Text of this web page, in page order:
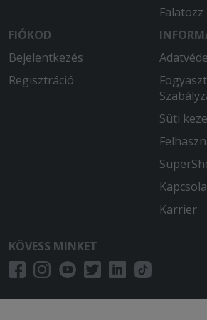
FIÓKOD
Bejelentkezés
Regisztráció
Süti
Karrier
KÖVESS MINKET